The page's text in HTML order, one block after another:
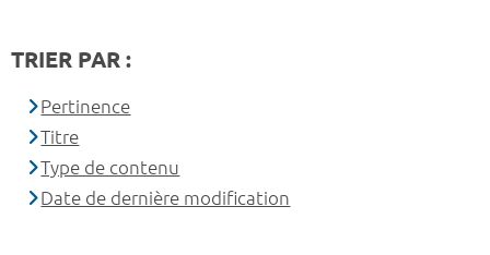
TRIER PAR :
Pertinence
Titre
Type de contenu
Date de dernière modification